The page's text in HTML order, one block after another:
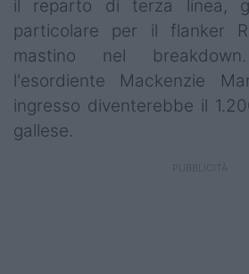
il reparto di terza linea,
particolare per il flanker
mastino nel
l'esordiente Mackenzie
ingresso diventerebbe il
gallese.